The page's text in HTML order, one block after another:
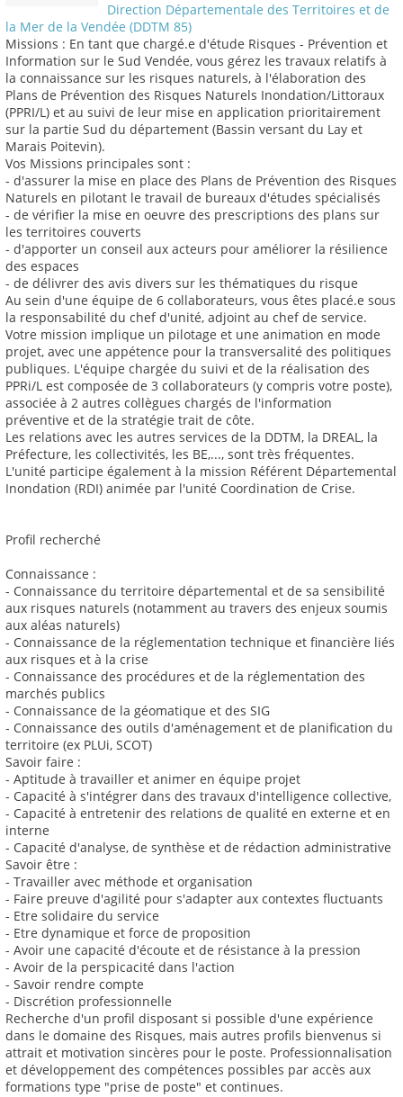
Direction Départementale des Territoires et de
la Mer de la Vendée (DDTM 85)
Missions : En tant que chargé.e d'étude Risques - Prévention et
Information sur le Sud Vendée, vous gérez les travaux relatifs à
la connaissance sur les risques naturels, à l'élaboration des
Plans de Prévention des Risques Naturels Inondation/Littoraux
(PPRI/L) et au suivi de leur mise en application prioritairement
sur la partie Sud du département (Bassin versant du Lay et
Marais Poitevin).
Vos Missions principales sont :
- d'assurer la mise en place des Plans de Prévention des Risques
Naturels en pilotant le travail de bureaux d'études spécialisés
- de vérifier la mise en oeuvre des prescriptions des plans sur
les territoires couverts
- d'apporter un conseil aux acteurs pour améliorer la résilience
des espaces
- de délivrer des avis divers sur les thématiques du risque
Au sein d'une équipe de 6 collaborateurs, vous êtes placé.e sous
la responsabilité du chef d'unité, adjoint au chef de service.
Votre mission implique un pilotage et une animation en mode
projet, avec une appétence pour la transversalité des politiques
publiques. L'équipe chargée du suivi et de la réalisation des
PPRi/L est composée de 3 collaborateurs (y compris votre poste),
associée à 2 autres collègues chargés de l'information
préventive et de la stratégie trait de côte.
Les relations avec les autres services de la DDTM, la DREAL, la
Préfecture, les collectivités, les BE,..., sont très fréquentes.
L'unité participe également à la mission Référent Départemental
Inondation (RDI) animée par l'unité Coordination de Crise.
Profil recherché
Connaissance :
- Connaissance du territoire départemental et de sa sensibilité
aux risques naturels (notamment au travers des enjeux soumis
aux aléas naturels)
- Connaissance de la réglementation technique et financière liés
aux risques et à la crise
- Connaissance des procédures et de la réglementation des
marchés publics
- Connaissance de la géomatique et des SIG
- Connaissance des outils d'aménagement et de planification du
territoire (ex PLUi, SCOT)
Savoir faire :
- Aptitude à travailler et animer en équipe projet
- Capacité à s'intégrer dans des travaux d'intelligence collective,
- Capacité à entretenir des relations de qualité en externe et en
interne
- Capacité d'analyse, de synthèse et de rédaction administrative
Savoir être :
- Travailler avec méthode et organisation
- Faire preuve d'agilité pour s'adapter aux contextes fluctuants
- Etre solidaire du service
- Etre dynamique et force de proposition
- Avoir une capacité d'écoute et de résistance à la pression
- Avoir de la perspicacité dans l'action
- Savoir rendre compte
- Discrétion professionnelle
Recherche d'un profil disposant si possible d'une expérience
dans le domaine des Risques, mais autres profils bienvenus si
attrait et motivation sincères pour le poste. Professionnalisation
et développement des compétences possibles par accès aux
formations type "prise de poste" et continues.